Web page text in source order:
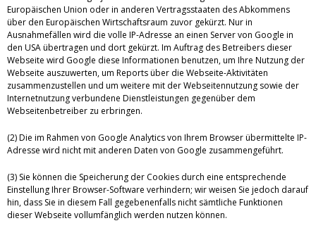
Europäischen Union oder in anderen Vertragsstaaten des Abkommens
über den Europäischen Wirtschaftsraum zuvor gekürzt. Nur in
Ausnahmefällen wird die volle IP-Adresse an einen Server von Google in
den USA übertragen und dort gekürzt. Im Auftrag des Betreibers dieser
Webseite wird Google diese Informationen benutzen, um Ihre Nutzung der
Webseite auszuwerten, um Reports über die Webseite-Aktivitäten
zusammenzustellen und um weitere mit der Webseitennutzung sowie der
Internetnutzung verbundene Dienstleistungen gegenüber dem
Webseitenbetreiber zu erbringen.
(2) Die im Rahmen von Google Analytics von Ihrem Browser übermittelte IP-
Adresse wird nicht mit anderen Daten von Google zusammengeführt.
(3) Sie können die Speicherung der Cookies durch eine entsprechende
Einstellung Ihrer Browser-Software verhindern; wir weisen Sie jedoch darauf
hin, dass Sie in diesem Fall gegebenenfalls nicht sämtliche Funktionen
dieser Webseite vollumfänglich werden nutzen können.